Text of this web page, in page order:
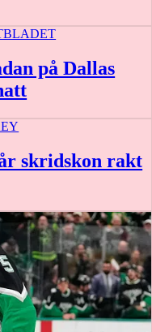
på Dallas
skridskon rakt